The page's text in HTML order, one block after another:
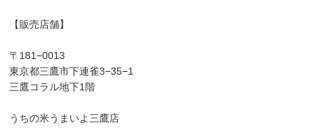
【販売店舗】
〒181−0013
東京都三鷹市下連雀3−35−1
三鷹コラル地下1階
うちの米うまいよ三鷹店